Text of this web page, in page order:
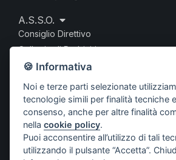
A.S.S.O.
Consiglio Direttivo
Collegio di Probiviri
Commissione Accettazione Società
Commissione editoriale
Documenti istituzionali
Comunicati Stampa
News
Società aderenti
🍪 Informativa
Noi e terze parti selezionate
tecnologie simili per finalità tecniche
consenso, anche per altre finalità
nellacookie policy.
Puoi acconsentire all’utilizzo di tali
utilizzando il pulsante “Accetta”.